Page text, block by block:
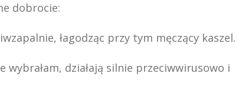
dobrocie:
łagodząc przy tym męczący kaszel.
działają silnie przeciwwirusowo i